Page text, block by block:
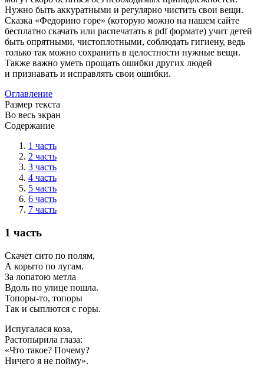
Нужно быть аккуратными и регулярно чистить свои вещи.
Сказка «Федорино горе» (которую можно на нашем сайте
бесплатно скачать или распечатать в pdf формате) учит детей
быть опрятными, чистоплотными, соблюдать гигиену, ведь
только так можно сохранить в целостности нужные вещи.
Также важно уметь прощать ошибки других людей
и признавать и исправлять свои ошибки.
Оглавление
Размер текста
Во весь экран
Содержание
1 часть
2 часть
3 часть
4 часть
5 часть
6 часть
7 часть
1 часть
Скачет сито по полям,
А корыто по лугам.
За лопатою метла
Вдоль по улице пошла.
Топоры-то, топоры
Так и сыплются с горы.
Испугалася коза,
Растопырила глаза:
«Что такое? Почему?
Ничего я не пойму».